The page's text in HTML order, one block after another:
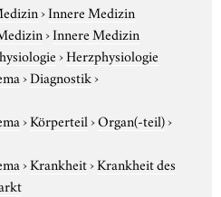
›Innere Medizin
›Innere Medizin
›Herzphysiologie
›Diagnostik›
›Körperteil›Organ(-teil)›
›Krankheit›Krankheit des